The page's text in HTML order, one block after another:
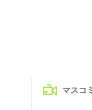
マスコ